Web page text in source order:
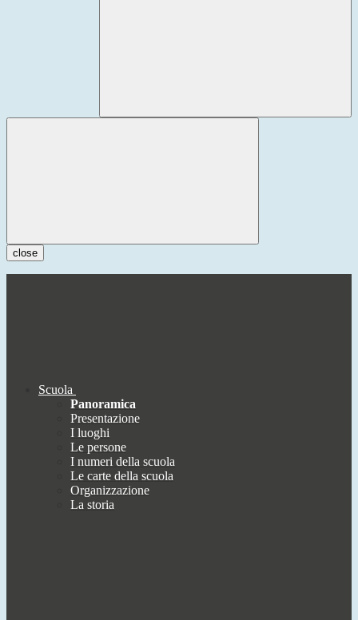
close
Scuola
Panoramica
Presentazione
I luoghi
Le persone
I numeri della scuola
Le carte della scuola
Organizzazione
La storia